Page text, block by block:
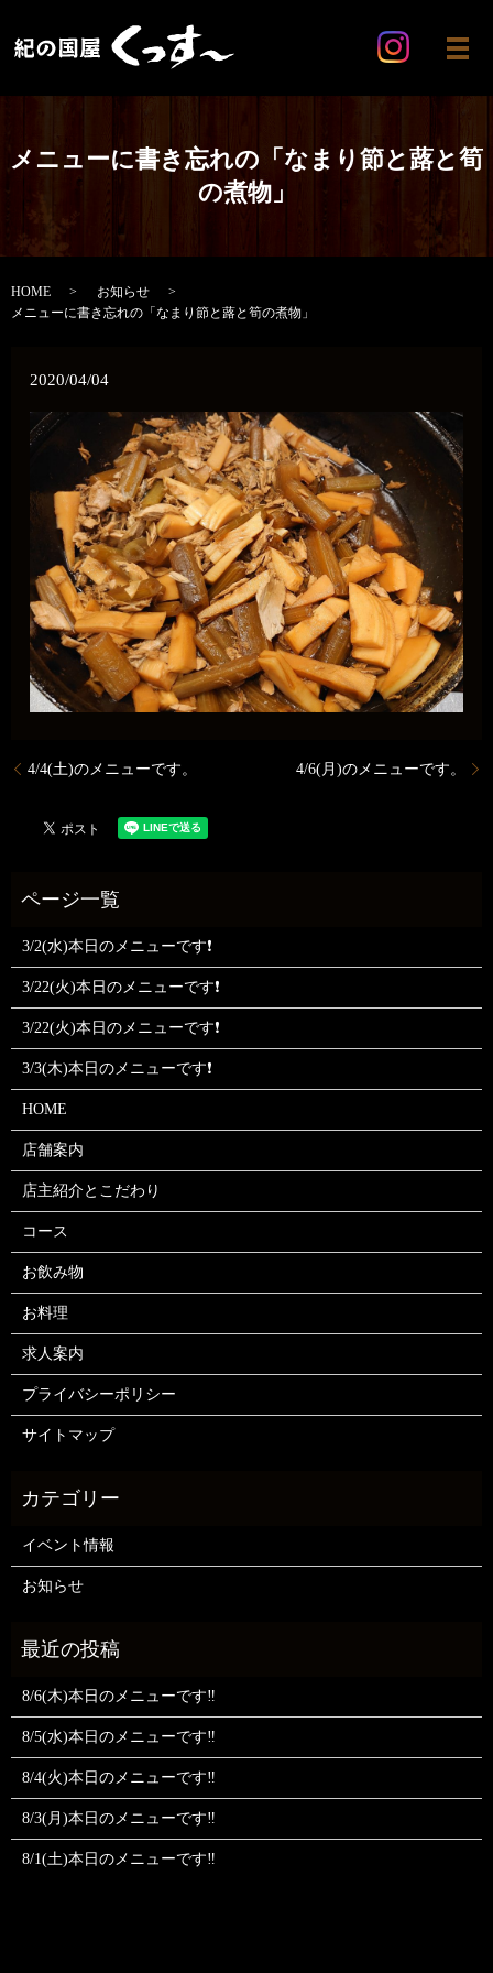
メ
メニューに書き忘れの「なまり節と蕗と筍
の煮物」
HOME
お知らせ
メニューに書き忘れの「なまり節と蕗と筍の煮物」
2020/04/04
4/4(土)のメニューです。 4/6(月)のメニューです。
3/2(水)本日のメニューです❗
3/22(火)本日のメニューです❗
3/22(火)本日のメニューです❗
3/3(木)本日のメニューです❗
HOME
店舗案内
店主紹介とこだわり
コース
お飲み物
お料理
求人案内
プライバシーポリシー
サイトマップ
イベント情報
お知らせ
8/6(木)本日のメニューです‼️
8/5(水)本日のメニューです‼️
8/4(火)本日のメニューです‼️
8/3(月)本日のメニューです‼️
8/1(土)本日のメニューです‼️